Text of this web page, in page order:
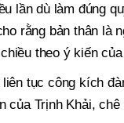
lần dù làm đúng
rằng bản thân là
theo ý kiến
tục công kích
của Trịnh Khải,